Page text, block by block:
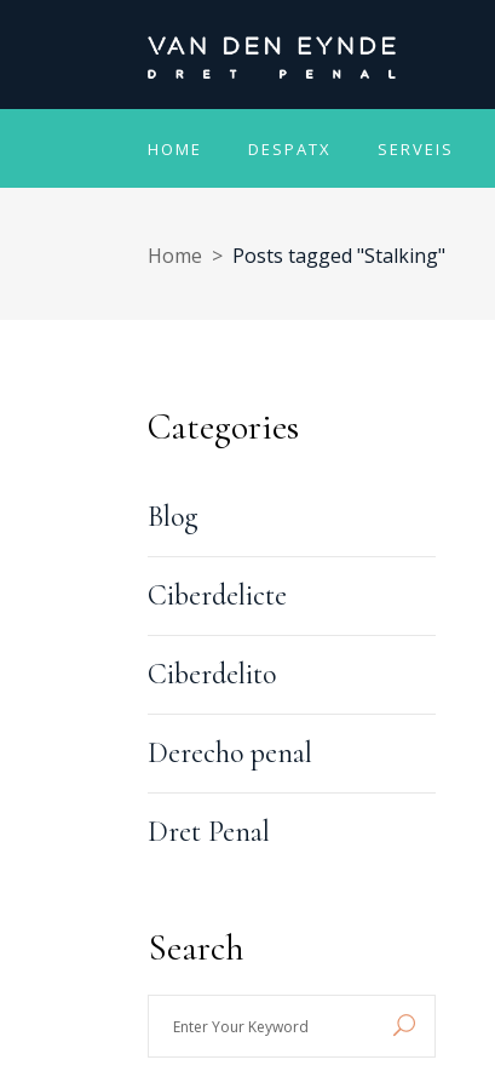
HOME DESPATX SERVEIS
Home > Posts tagged "Stalking"
Categories
Blog
Ciberdelicte
Ciberdelito
Derecho penal
Dret Penal
Search